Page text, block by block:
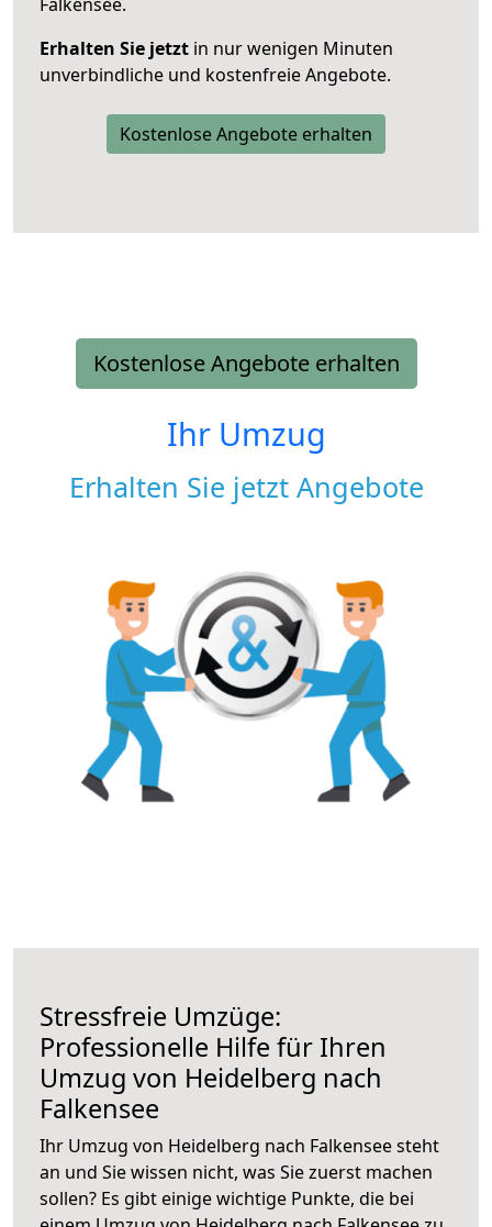
Erhalten Sie jetzt in nur wenigen Minuten
unverbindliche und kostenfreie Angebote.
Kostenlose Angebote erhalten
Kostenlose Angebote erhalten
Ihr Umzug
Erhalten Sie jetzt Angebote
Stressfreie Umzüge:
Professionelle Hilfe für Ihren
Umzug von Heidelberg nach
Falkensee
Ihr Umzug von Heidelberg nach Falkensee steht
an und Sie wissen nicht, was Sie zuerst machen
sollen? Es gibt einige wichtige Punkte, die bei